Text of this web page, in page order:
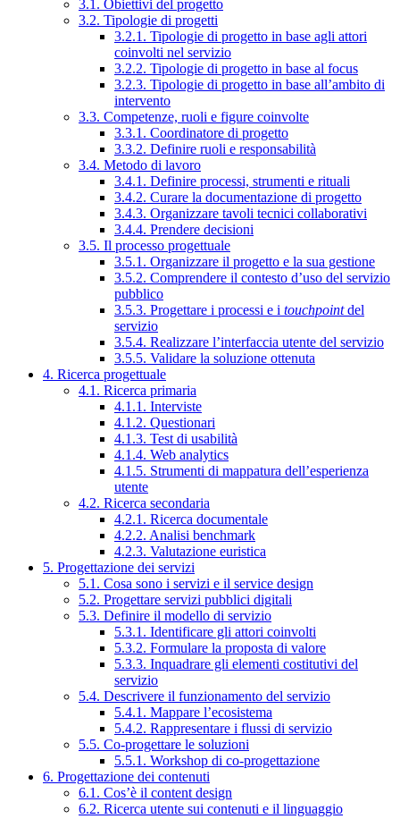
3.1. Obiettivi del progetto
3.2. Tipologie di progetti
3.2.1. Tipologie di progetto in base agli attori
coinvolti nel servizio
3.2.2. Tipologie di progetto in base al focus
3.2.3. Tipologie di progetto in base all’ambito di
intervento
3.3. Competenze, ruoli e figure coinvolte
3.3.1. Coordinatore di progetto
3.3.2. Definire ruoli e responsabilità
3.4. Metodo di lavoro
3.4.1. Definire processi, strumenti e rituali
3.4.2. Curare la documentazione di progetto
3.4.3. Organizzare tavoli tecnici collaborativi
3.4.4. Prendere decisioni
3.5. Il processo progettuale
3.5.1. Organizzare il progetto e la sua gestione
3.5.2. Comprendere il contesto d’uso del servizio
pubblico
3.5.3. Progettare i processi e i touchpointdel
servizio
3.5.4. Realizzare l’interfaccia utente del servizio
3.5.5. Validare la soluzione ottenuta
4. Ricerca progettuale
4.1. Ricerca primaria
4.1.1. Interviste
4.1.2. Questionari
4.1.3. Test di usabilità
4.1.4. Web analytics
4.1.5. Strumenti di mappatura dell’esperienza
utente
4.2. Ricerca secondaria
4.2.1. Ricerca documentale
4.2.2. Analisi benchmark
4.2.3. Valutazione euristica
5. Progettazione dei servizi
5.1. Cosa sono i servizi e il service design
5.2. Progettare servizi pubblici digitali
5.3. Definire il modello di servizio
5.3.1. Identificare gli attori coinvolti
5.3.2. Formulare la proposta di valore
5.3.3. Inquadrare gli elementi costitutivi del
servizio
5.4. Descrivere il funzionamento del servizio
5.4.1. Mappare l’ecosistema
5.4.2. Rappresentare i flussi di servizio
5.5. Co-progettare le soluzioni
5.5.1. Workshop di co-progettazione
6. Progettazione dei contenuti
6.1. Cos’è il content design
6.2. Ricerca utente sui contenuti e il linguaggio